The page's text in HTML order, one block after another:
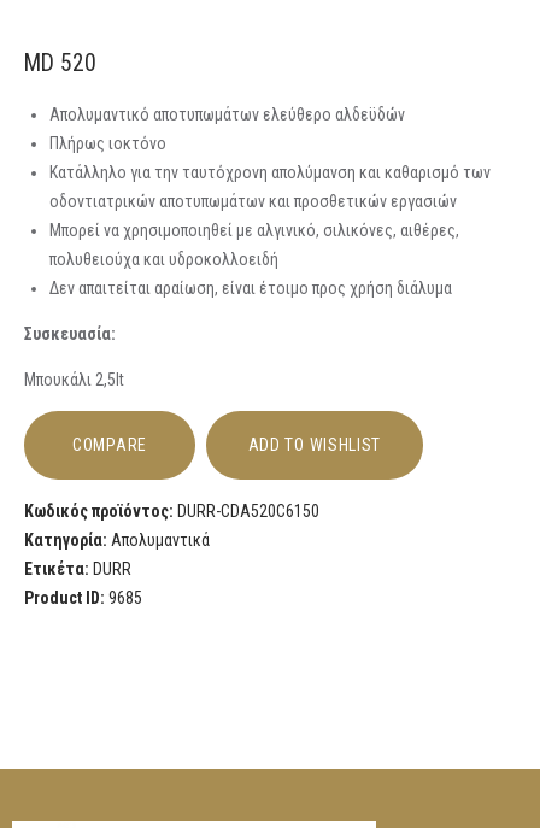
MD 520
Απολυμαντικό αποτυπωμάτων ελεύθερο αλδεϋδών
Πλήρως ιοκτόνο
Κατάλληλο για την ταυτόχρονη απολύμανση και καθαρισμό των
οδοντιατρικών αποτυπωμάτων και προσθετικών εργασιών
Μπορεί να χρησιμοποιηθεί με αλγινικό, σιλικόνες, αιθέρες,
πολυθειούχα και υδροκολλοειδή
Δεν απαιτείται αραίωση, είναι έτοιμο προς χρήση διάλυμα
Συσκευασία:
Μπουκάλι 2,5lt
COMPARE ADD TO WISHLIST
Κωδικός προϊόντος: DURR-CDA520C6150
Κατηγορία: Απολυμαντικά
Ετικέτα: DURR
Product ID: 9685